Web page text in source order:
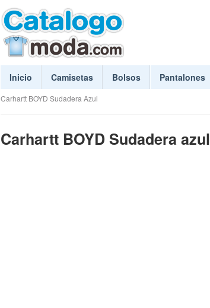
Inicio Camisetas Bolsos Pantalones
Carhartt BOYD Sudadera Azul
Carhartt BOYD Sudadera azul